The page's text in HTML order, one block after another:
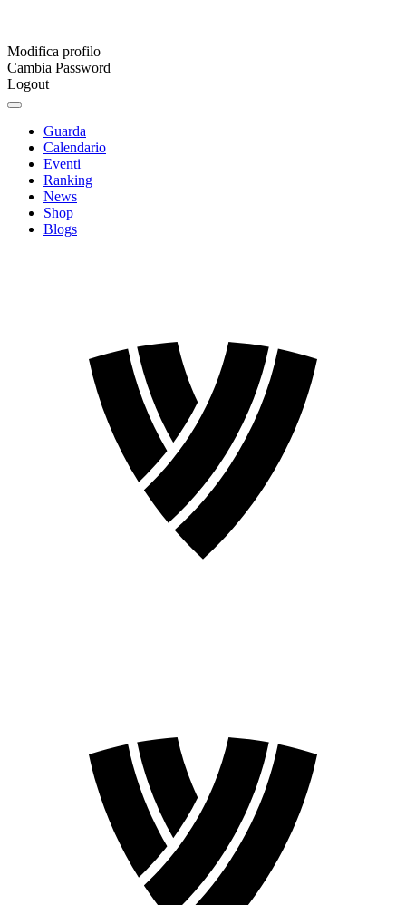
Modifica profilo
Cambia Password
Logout
Guarda
Calendario
Eventi
Ranking
News
Shop
Blogs